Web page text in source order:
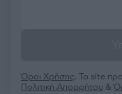
Όροι Χρήσης. Το site
Πολιτική Απορρήτου &